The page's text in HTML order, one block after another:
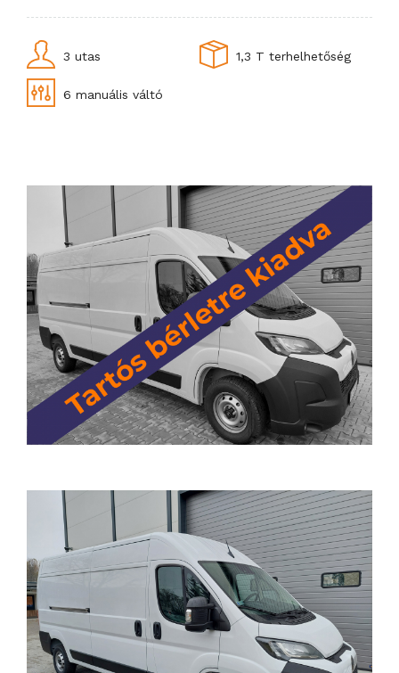
3 utas 1,3 T terhelhetőség
6 manuális váltó